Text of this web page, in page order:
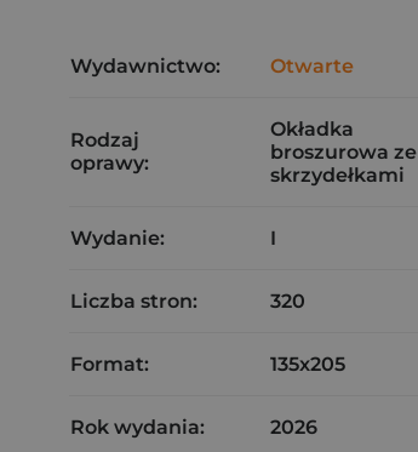
Wydawnictwo: Otwarte
Rodzaj
oprawy:
Okładka
broszurowa ze
skrzydełkami
Wydanie: I
Liczba stron: 320
Format: 135x205
Rok wydania: 2026